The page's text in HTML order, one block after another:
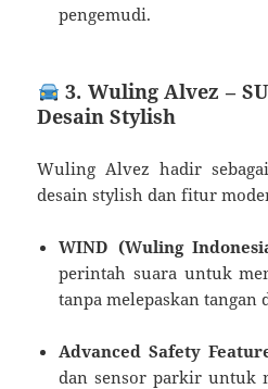
pengemudi.
3. Wuling Alvez –
Desain Stylish
Wuling Alvez hadir
desain stylish dan fitur
WIND (Wuling
perintah suara untuk
tanpa melepaskan tangan
Advanced Safety
dan sensor parkir untuk